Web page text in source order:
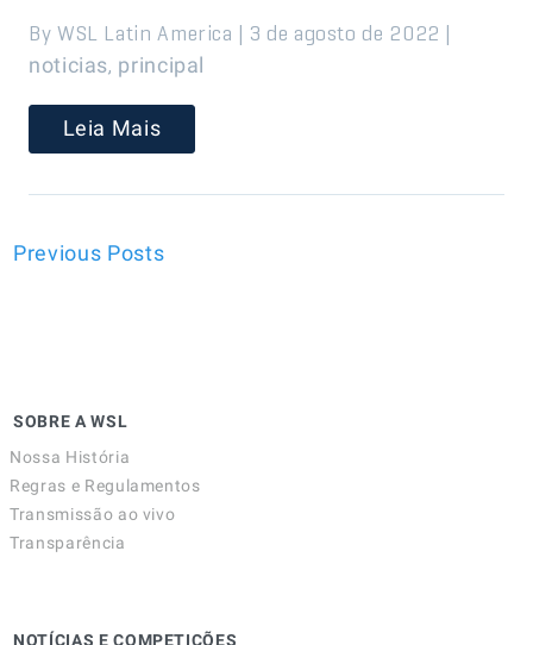
By WSL Latin America | 3 de agosto de 2022 |
noticias, principal
Leia Mais
Previous Posts
SOBRE A WSL
Nossa História
Regras e Regulamentos
Transmissão ao vivo
Transparência
NOTÍCIAS E COMPETIÇÕES